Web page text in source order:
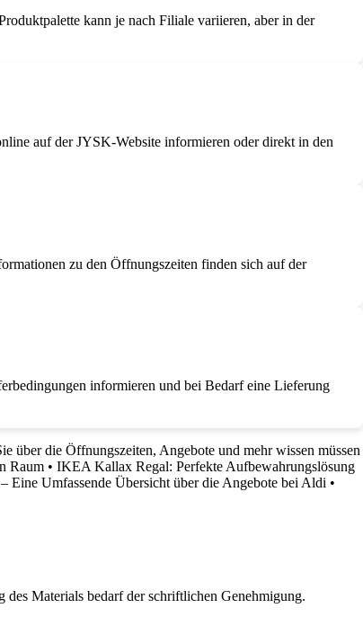
kann je nach Filiale variieren, aber in der
auf der JYSK-Website informieren oder direkt in den
zu den Öffnungszeiten finden sich auf der
informieren und bei Bedarf eine Lieferung
über die Öffnungszeiten, Angebote und mehr wissen müssen
Raum • IKEA Kallax Regal: Perfekte Aufbewahrungslösung
Eine Umfassende Übersicht über die Angebote bei Aldi •
Materials bedarf der schriftlichen Genehmigung.